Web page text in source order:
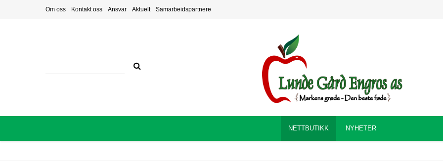
Om oss Kontakt oss Ansvar Aktuelt Samarbeidspartnere
NETTBUTIKK NYHETER